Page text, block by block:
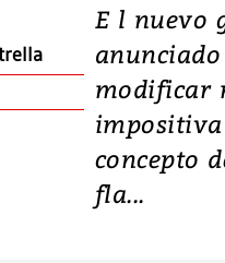
E l nuevo
modificar
concepto
fla...